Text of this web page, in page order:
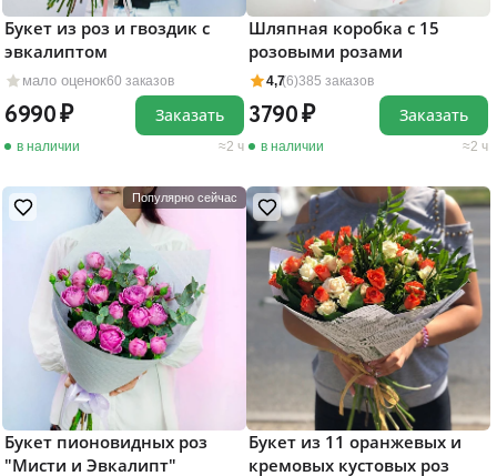
мало оценок60 заказов
Букет из роз и гвоздик с
эвкалиптом
6990
в наличии 2 ч
Заказать
4,7(6)385 заказов
Шляпная коробка с 15
розовыми розами
3790
в наличии 2 ч
Заказать
Популярно сейчас
Букет пионовидных роз
"Мисти и Эвкалипт"
Букет из 11 оранжевых и
кремовых кустовых роз